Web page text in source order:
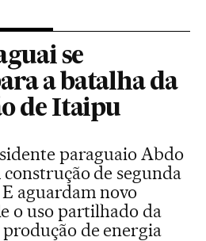
se
a batalha da
de Itaipu
paraguaio Abdo
de segunda
aguardam novo
o uso partilhado da
de energia